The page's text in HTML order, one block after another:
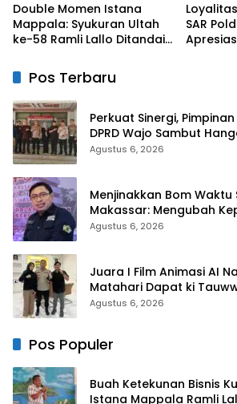
Double Momen Istana
Mappala: Syukuran Ultah
ke-58 Ramli Lallo Ditandai
Ibadah
SAR
Pos Terbaru
Perkuat Sinergi,
DPRD Wajo Sambut
Silaturahmi Kapolres
Agustus 6, 2026
Menjinakkan Bom Waktu
Makassar: Mengubah
Menjadi Revolusi Berbasis
Agustus 6, 2026
Juara I Film Animasi AI
Matahari Dapat ki
Kapolres Bulukumba
Agustus 6, 2026
Pos Populer
Buah Ketekunan Bisnis
Istana Mappala Ramli